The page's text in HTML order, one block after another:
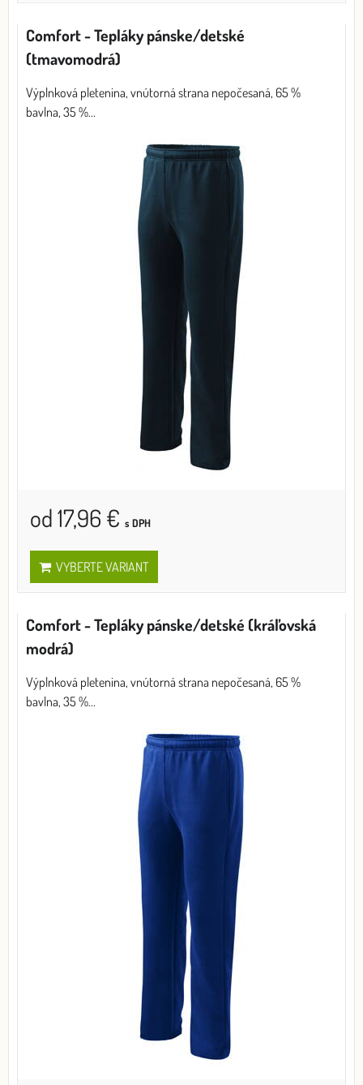
Comfort - Tepláky pánske/detské
(tmavomodrá)
Výplnková pletenina, vnútorná strana nepočesaná, 65 %
bavlna, 35 %...
od 17,96 € s DPH
VYBERTE VARIANT
Comfort - Tepláky pánske/detské (kráľovská
modrá)
Výplnková pletenina, vnútorná strana nepočesaná, 65 %
bavlna, 35 %...